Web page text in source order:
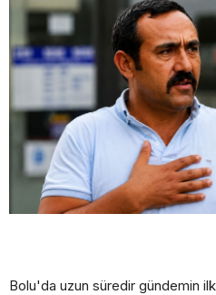
Bolu'da uzun süredir gündemin ilk